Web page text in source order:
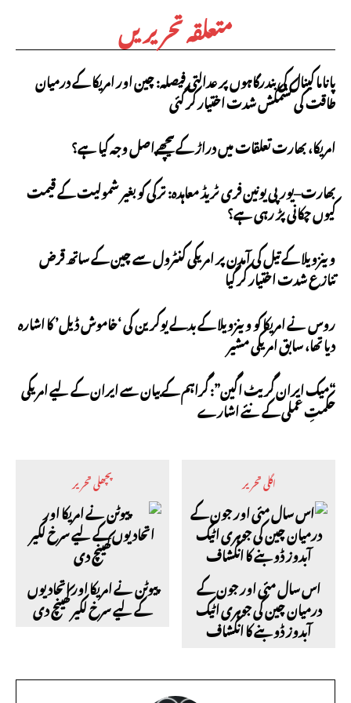
متعلقہ تحریریں
پاناما کینال کی بندرگاہوں پر عدالتی فیصلہ: چین اور امریکا کے درمیان
طاقت کی کشمکش شدت اختیار کر گئی
امریکا، بھارت تعلقات میں دراڑ کے پیچھے اصل وجہ کیا ہے؟
بھارت–یورپی یونین فری ٹریڈ معاہدہ: ترکی کو بغیر شمولیت کے قیمت
کیوں چکانی پڑ رہی ہے؟
وینزویلا کے تیل کی آمدن پر امریکی کنٹرول سے چین کے ساتھ قرض
تنازع شدت اختیار کر گیا
روس نے امریکا کو وینزویلا کے بدلے یوکرین کی ‘خاموش ڈیل’ کا اشارہ
دیا تھا، سابق امریکی مشیر
“میک ایران گریٹ اگین”: گراہم کے بیان سے ایران کے لیے امریکی
حکمتِ عملی کے نئے اشارے
پچھلی تحریر
پیوٹن نے امریکا اور اتحادیوں
کے لیے سرخ لکیر کھینچ دی
اگلی تحریر
اس سال مئی اور جون کے
درمیان چین کی جوہری اٹیک
آبدوز ڈوبنے کا انکشاف